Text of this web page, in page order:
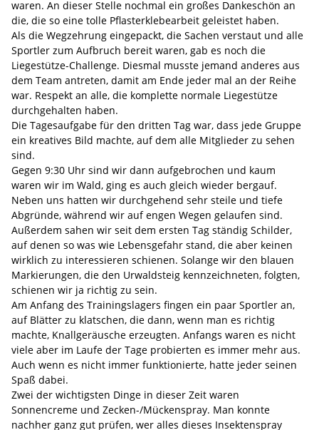
waren. An dieser Stelle nochmal ein großes Dankeschön an
die, die so eine tolle Pflasterklebearbeit geleistet haben.
Als die Wegzehrung eingepackt, die Sachen verstaut und alle
Sportler zum Aufbruch bereit waren, gab es noch die
Liegestütze-Challenge. Diesmal musste jemand anderes aus
dem Team antreten, damit am Ende jeder mal an der Reihe
war. Respekt an alle, die komplette normale Liegestütze
durchgehalten haben.
Die Tagesaufgabe für den dritten Tag war, dass jede Gruppe
ein kreatives Bild machte, auf dem alle Mitglieder zu sehen
sind.
Gegen 9:30 Uhr sind wir dann aufgebrochen und kaum
waren wir im Wald, ging es auch gleich wieder bergauf.
Neben uns hatten wir durchgehend sehr steile und tiefe
Abgründe, während wir auf engen Wegen gelaufen sind.
Außerdem sahen wir seit dem ersten Tag ständig Schilder,
auf denen so was wie Lebensgefahr stand, die aber keinen
wirklich zu interessieren schienen. Solange wir den blauen
Markierungen, die den Urwaldsteig kennzeichneten, folgten,
schienen wir ja richtig zu sein.
Am Anfang des Trainingslagers fingen ein paar Sportler an,
auf Blätter zu klatschen, die dann, wenn man es richtig
machte, Knallgeräusche erzeugten. Anfangs waren es nicht
viele aber im Laufe der Tage probierten es immer mehr aus.
Auch wenn es nicht immer funktionierte, hatte jeder seinen
Spaß dabei.
Zwei der wichtigsten Dinge in dieser Zeit waren
Sonnencreme und Zecken-/Mückenspray. Man konnte
nachher ganz gut prüfen, wer alles dieses Insektenspray